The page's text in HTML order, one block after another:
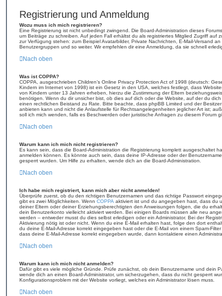
Registrierung und Anmeldung
Wozu muss ich mich registrieren?
Eine Registrierung ist nicht unbedingt zwingend. Die Board-Administration dieses
um Beiträge zu schreiben. Auf jeden Fall erhältst du als registriertes Mitglied Zugriff auf
zur Verfügung stehen: zum Beispiel Avatarbilder, Private Nachrichten, E-Mail-Versand
Benutzergruppen und so weiter. Wir empfehlen dir eine Anmeldung, da sie schnell
Nach oben
Was ist COPPA?
COPPA, ausgeschrieben Children’s Online Privacy Protection Act of 1998 (deutsch:
Kindern im Internet von 1998) ist ein Gesetz in den USA, welches festlegt, dass
von Kindern unter 13 Jahren erheben, hierzu die Zustimmung der Eltern
benötigen. Wenn du dir unsicher bist, ob dies auf dich oder die Website, auf der du
einen rechtlichen Beistand zu Rate. Bitte beachte, dass phpBB Limited und der
anbieten kann und nicht die Anlaufstelle für Rechtsangelegenheiten jeglicher Art ist;
soll ich mich wenden, falls es Beschwerden oder juristische Anfragen zu diesem Forum
Nach oben
Warum kann ich mich nicht registrieren?
Es kann sein, dass die Board-Administration die Registrierung komplett ausgeschaltet
anmelden können. Es könnte auch sein, dass deine IP-Adresse oder der
gesperrt wurden. Um Hilfe zu erhalten, wende dich an die Board-Administration.
Nach oben
Ich habe mich registriert, kann mich aber nicht anmelden!
Überprüfe zuerst, ob du den richtigen Benutzernamen und das richtige Passwort
gibt es zwei Möglichkeiten. Wenn COPPA aktiviert ist und du angegeben hast, dass du
deiner Eltern oder deiner Erziehungsberechtigten den Anweisungen folgen, die du
dein Benutzerkonto vielleicht aktiviert werden. Bei einigen Boards müssen alle neu
werden – entweder musst du dies selbst erledigen oder ein Administrator. Bei der
Aktivierung nötig ist oder nicht. Wenn du eine E-Mail erhalten hast, folge den dort
du deine E-Mail-Adresse korrekt eingegeben hast oder die E-Mail von einem Spam-
dass deine E-Mail-Adresse korrekt eingegeben wurde, dann kontaktiere einen
Nach oben
Warum kann ich mich nicht anmelden?
Dafür gibt es viele mögliche Gründe. Prüfe zunächst, ob dein Benutzername und dein
wende dich an einen Board-Administrator, um sicherzugehen, dass du nicht gesperrt
Konfigurationsproblem mit der Website vorliegt, welches ein Administrator lösen muss.
Nach oben